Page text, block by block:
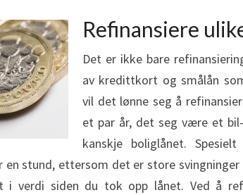
Refinansiere
Det er ikke bare
av kredittkort og smålån
vil det lønne seg å
et par år, det seg være et
kanskje boliglånet.
en stund, ettersom det er store
i verdi siden du tok opp lånet. Ved å